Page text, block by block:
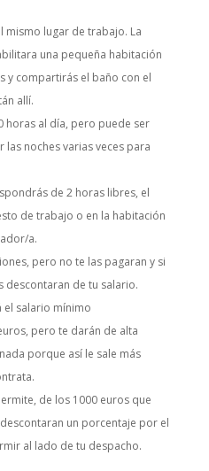
mismo lugar de trabajo. La
una pequeña habitación
y compartirás el baño con el
allí.
horas al día, pero puede ser
noches varias veces para
de 2 horas libres, el
de trabajo o en la habitación
a.
pero no te las pagaran y si
descontaran de tu salario.
el salario mínimo
pero te darán de alta
porque así le sale más
de los 1000 euros que
un porcentaje por el
al lado de tu despacho.